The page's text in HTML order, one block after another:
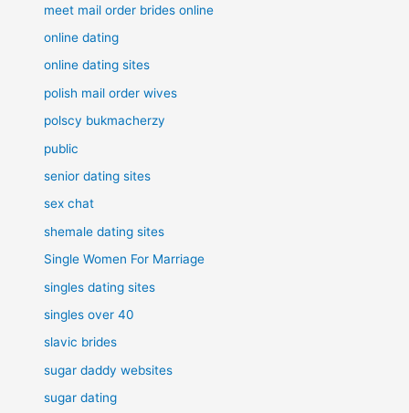
meet mail order brides online
online dating
online dating sites
polish mail order wives
polscy bukmacherzy
public
senior dating sites
sex chat
shemale dating sites
Single Women For Marriage
singles dating sites
singles over 40
slavic brides
sugar daddy websites
sugar dating